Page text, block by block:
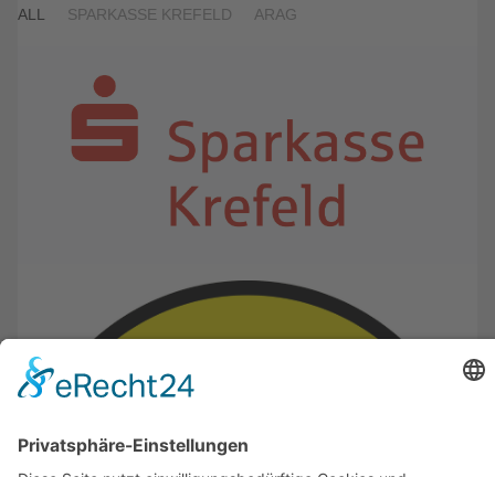
ALL SPARKASSE KREFELD ARAG